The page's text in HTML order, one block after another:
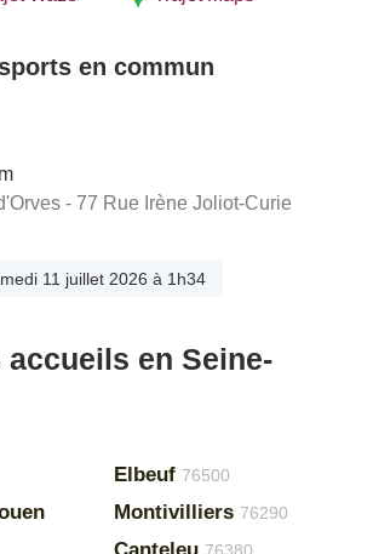
en commun
- 77 Rue Irène Joliot-Curie
11 juillet 2026 à 1h34
accueils en Seine-
Elbeuf 76500
Montivilliers 76290